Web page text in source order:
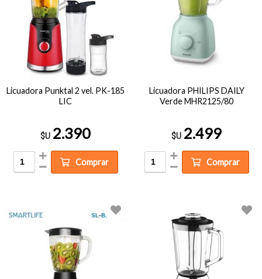
Licuadora Punktal 2 vel. PK-185
LIC
$U 2.390
Comprar
Licuadora PHILIPS DAILY
Verde MHR2125/80
$U 2.499
Comprar